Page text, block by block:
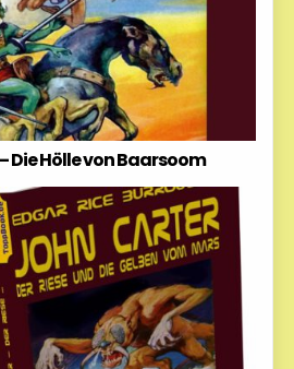
Die Hölle von Baarsoom